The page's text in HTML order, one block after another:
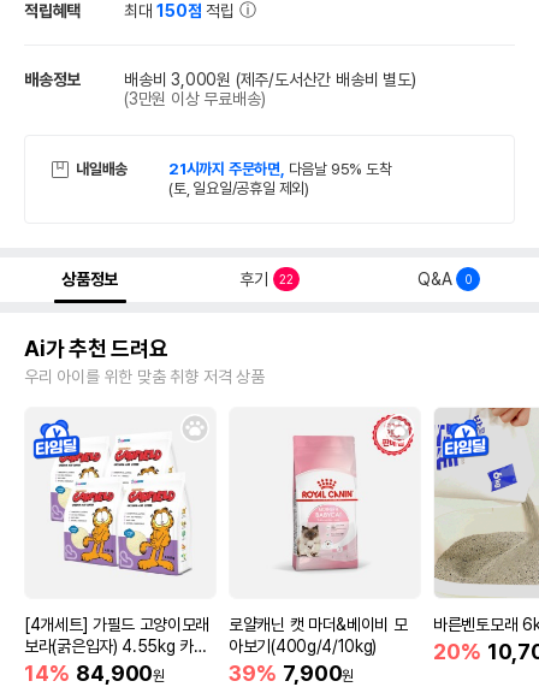
적립혜택 최대150점 적립
배송정보 배송비 3,000원 (제주/도서산간 배송비 별도)
(3만원 이상 무료배송)
내일배송 21시까지 주문하면, 다음날 95% 도착
(토, 일요일/공휴일 제외)
상품정보 후기 22 Q&A 0
Ai가 추천 드려요
우리 아이를 위한 맞춤 취향 저격 상품
[4개세트] 가필드 고양이모래
보라(굵은입자) 4.55kg 카사
바모래
14% 84,900원
로얄캐닌 캣 마더&베이비 모
아보기(400g/4/10kg)
39% 7,900원
바른벤토모래
20%